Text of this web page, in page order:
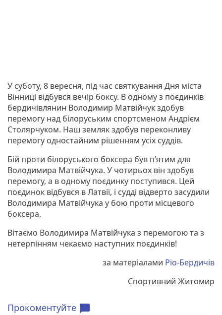
У суботу, 8 вересня, під час святкування Дня міста
Вінниці відбувся вечір боксу. В одному з поєдинків
бердичівлянин Володимир Матвійчук здобув
перемогу над білоруським спортсменом Андрієм
Столярчуком. Наш земляк здобув переконливу
перемогу одностайним рішенням усіх суддів.
Бій проти білоруського боксера був п’ятим для
Володимира Матвійчука. У чотирьох він здобув
перемогу, а в одному поєдинку поступився. Цей
поєдинок відбувся в Латвії, і судді відверто засудили
Володимира Матвійчука у бою проти місцевого
боксера.
Вітаємо Володимира Матвійчука з перемогою та з
нетерпінням чекаємо наступних поєдинків!
за матеріалами Ріо-Бердичів
Спортивний Житомир
Прокоментуйте chat_bubble